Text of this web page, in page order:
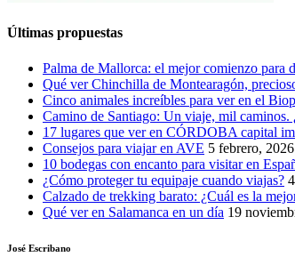
Últimas propuestas
Palma de Mallorca: el mejor comienzo para
Qué ver Chinchilla de Montearagón,
Cinco animales increíbles para ver en el
Camino de Santiago: Un viaje, mil caminos.
17 lugares que ver en CÓRDOBA capital
Consejos para viajar en AVE 5 febrero, 2026
10 bodegas con encanto para visitar en
¿Cómo proteger tu equipaje cuando viajas?
Calzado de trekking barato: ¿Cuál es la
Qué ver en Salamanca en un día 19
José Escribano